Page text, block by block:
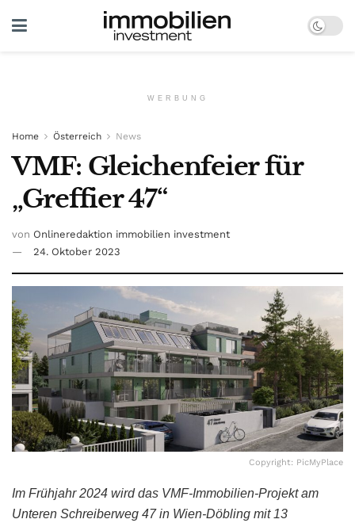
WERBUNG
Home Österreich News
VMF: Gleichenfeier für
„Greffier 47“
von Onlineredaktion immobilien investment
24. Oktober 2023
Copyright: PicMyPlace
Im Frühjahr 2024 wird das VMF-Immobilien-Projekt am
Unteren Schreiberweg 47 in Wien-Döbling mit 13